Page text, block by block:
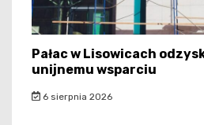
Pałac w Lisowicach
unijnemu wsparciu
6 sierpnia 2026